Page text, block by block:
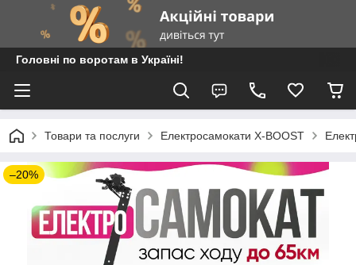
Головні по воротам в Україні!
Товари та послуги Електросамокати X-BOOST
–20%